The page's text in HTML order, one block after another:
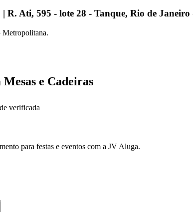
R. Ati, 595 - lote 28 - Tanque, Rio de Janeiro
Metropolitana.
e Cadeiras
verificada
para festas e eventos com a JV Aluga.